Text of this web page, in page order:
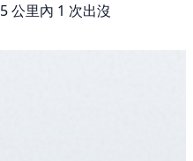
5 公里內 1 次出沒